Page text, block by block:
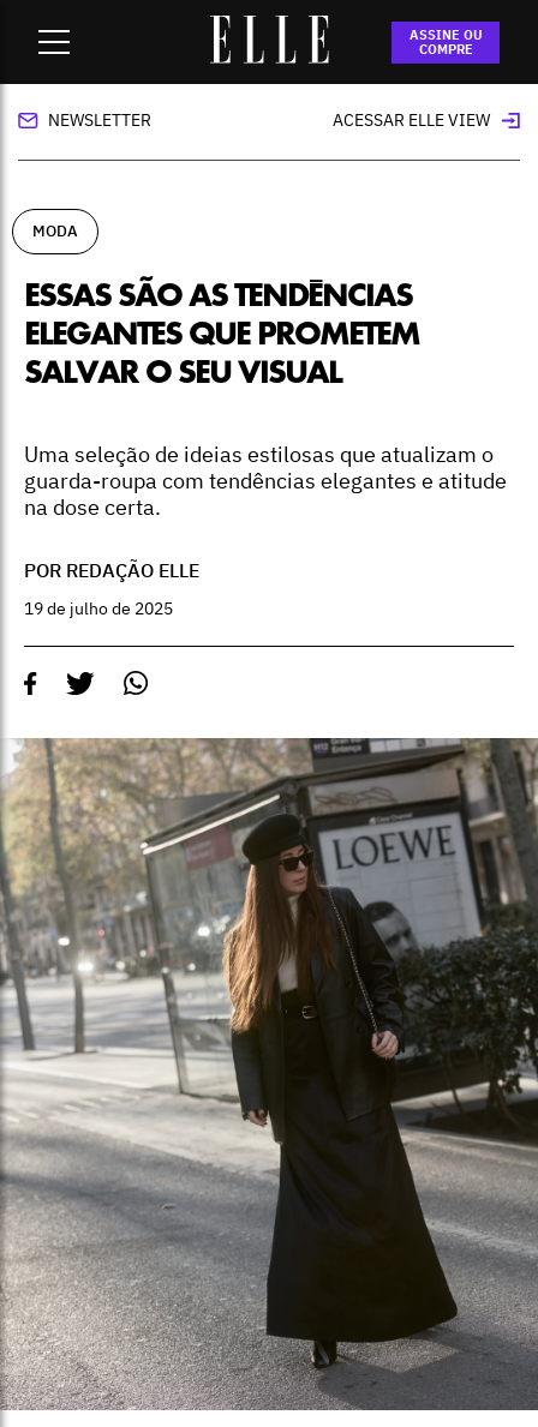
ASSINE OU
COMPRE
Essas são as tendências elegantes que
prometem salvar o seu visual
NEWSLETTER ACESSAR ELLE VIEW
MODA
ESSAS SÃO AS TENDÊNCIAS
ELEGANTES QUE PROMETEM
SALVAR O SEU VISUAL
Uma seleção de ideias estilosas que atualizam o
guarda-roupa com tendências elegantes e atitude
na dose certa.
POR REDAÇÃO ELLE
19 de julho de 2025